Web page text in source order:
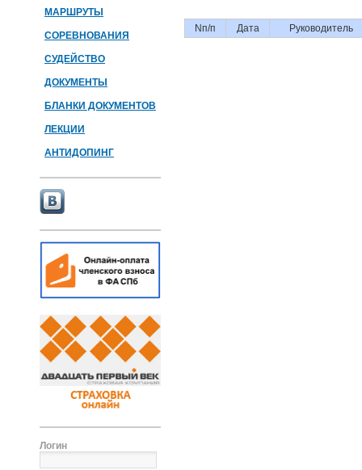
МАРШРУТЫ
СОРЕВНОВАНИЯ
СУДЕЙСТВО
ДОКУМЕНТЫ
БЛАНКИ ДОКУМЕНТОВ
ЛЕКЦИИ
АНТИДОПИНГ
Логин
Nп/п Дата Руководитель